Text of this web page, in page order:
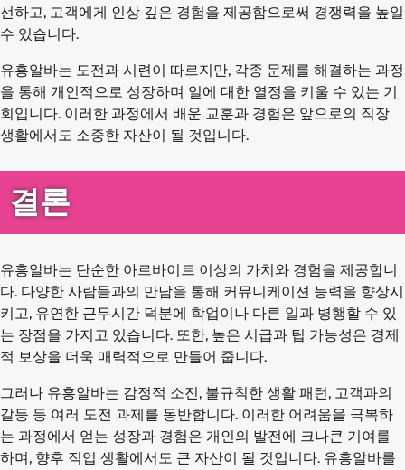
선하고, 고객에게 인상 깊은 경험을 제공함으로써 경쟁력을 높일
수 있습니다.
유흥알바는 도전과 시련이 따르지만, 각종 문제를 해결하는 과정
을 통해 개인적으로 성장하며 일에 대한 열정을 키울 수 있는 기
회입니다. 이러한 과정에서 배운 교훈과 경험은 앞으로의 직장
생활에서도 소중한 자산이 될 것입니다.
결론
유흥알바는 단순한 아르바이트 이상의 가치와 경험을 제공합니
다. 다양한 사람들과의 만남을 통해 커뮤니케이션 능력을 향상시
키고, 유연한 근무시간 덕분에 학업이나 다른 일과 병행할 수 있
는 장점을 가지고 있습니다. 또한, 높은 시급과 팁 가능성은 경제
적 보상을 더욱 매력적으로 만들어 줍니다.
그러나 유흥알바는 감정적 소진, 불규칙한 생활 패턴, 고객과의
갈등 등 여러 도전 과제를 동반합니다. 이러한 어려움을 극복하
는 과정에서 얻는 성장과 경험은 개인의 발전에 크나큰 기여를
하며, 향후 직업 생활에서도 큰 자산이 될 것입니다. 유흥알바를